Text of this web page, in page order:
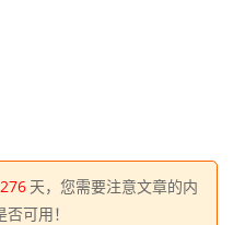
天，您需要注意文章的内
可用！